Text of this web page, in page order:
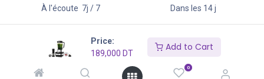
Price:
189,000 DT
Add to Cart
0
À l'écoute 7j / 7 Dans les 14 j
Copyright © Go Big 2026